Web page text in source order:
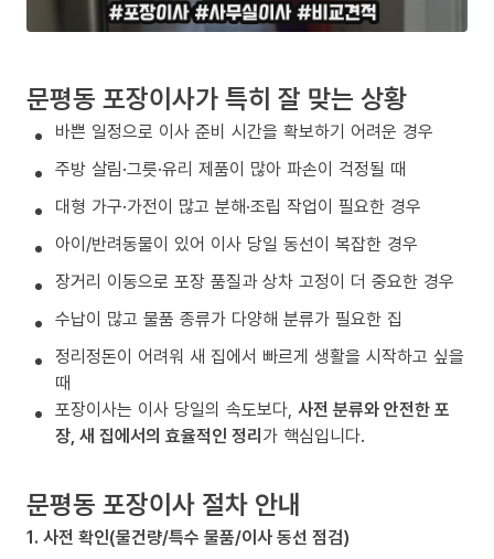
문평동 포장이사가 특히 잘 맞는 상황
바쁜 일정으로 이사 준비 시간을 확보하기 어려운 경우
주방 살림·그릇·유리 제품이 많아 파손이 걱정될 때
대형 가구·가전이 많고 분해·조립 작업이 필요한 경우
아이/반려동물이 있어 이사 당일 동선이 복잡한 경우
장거리 이동으로 포장 품질과 상차 고정이 더 중요한 경우
수납이 많고 물품 종류가 다양해 분류가 필요한 집
정리정돈이 어려워 새 집에서 빠르게 생활을 시작하고 싶을
때
포장이사는 이사 당일의 속도보다, 사전 분류와 안전한 포
장, 새 집에서의 효율적인 정리가 핵심입니다.
문평동 포장이사 절차 안내
1. 사전 확인(물건량/특수 물품/이사 동선 점검)